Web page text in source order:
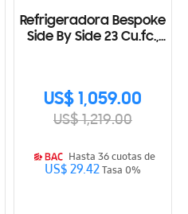
Refrigeradora Bespoke
Side By Side 23 Cu.fc.,
US$ 1,059.00
US$ 1,219.00
Hasta 36 cuotas de
US$ 29.42Tasa 0%